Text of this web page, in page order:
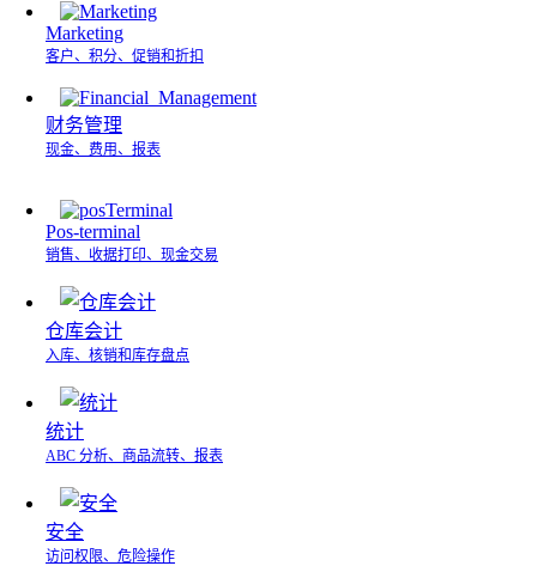
Marketing
客户、积分、促销和折扣
财务管理
现金、费用、报表
Pos-terminal
销售、收据打印、现金交易
仓库会计
入库、核销和库存盘点
统计
ABC 分析、商品流转、报表
安全
访问权限、危险操作